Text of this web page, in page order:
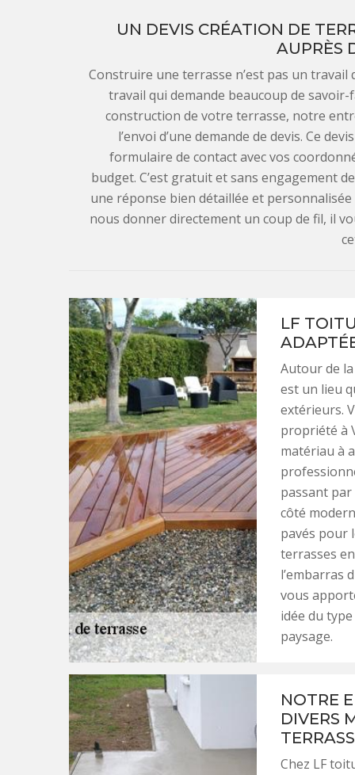
UN DEVIS CRÉATION DE
AUPRÈS
Construire une terrasse n’est pas un travail
travail qui demande beaucoup de
construction de votre terrasse, notre
l’envoi d’une demande de devis. Ce
formulaire de contact avec vos
budget. C’est gratuit et sans engagement
une réponse bien détaillée et
nous donner directement un coup de fil, il
LF
Autour de
est un lieu
extérieurs.
propriété à
matériau à
passant
côté
pavés pour
terrasses
l’embarras
vous
idée du
paysage.
NOTRE
DIVERS
Chez LF